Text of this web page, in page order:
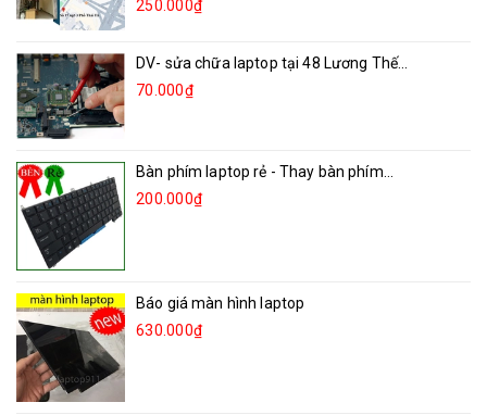
250.000₫
DV- sửa chữa laptop tại 48 Lương Thế...
70.000₫
Bàn phím laptop rẻ - Thay bàn phím...
200.000₫
Báo giá màn hình laptop
630.000₫